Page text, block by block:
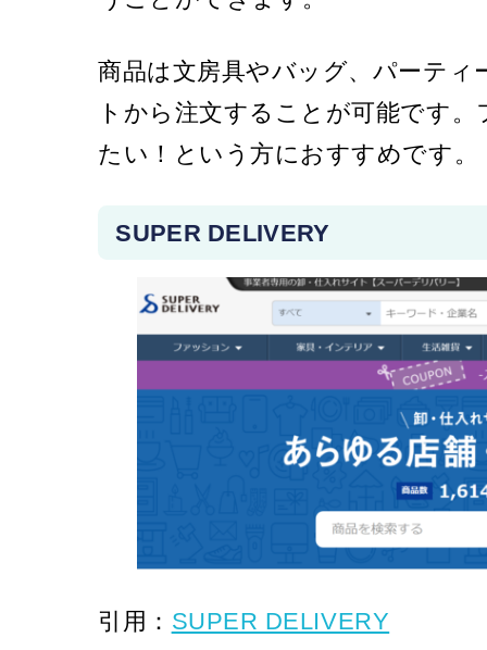
商品は文房具やバッグ、パーテ
トから注文することが可能です
たい！という方におすすめです。
SUPER DELIVERY
引用： SUPER DELIVERY